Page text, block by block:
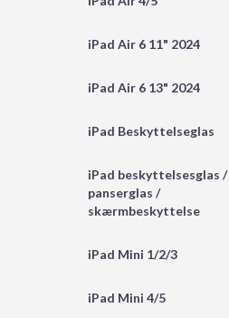
iPad Air 6 11" 2024
iPad Air 6 13" 2024
iPad Beskyttelseglas
iPad beskyttelsesglas /
panserglas /
skærmbeskyttelse
iPad Mini 1/2/3
iPad Mini 4/5